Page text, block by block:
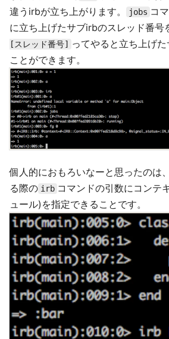
違うirbが立ち上がります。
jobs コ
に立ち上げたサブirbのスレッド番号
[スレッド番号]
ってやると立ち上げ
ことができます。
個人的におもろいなーと思ったのは
る際の irb コマンドの引数にコンテ
ュール)を指定できることです。